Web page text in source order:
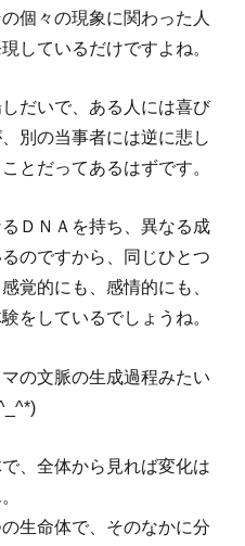
個々の現象に関わった人
しているだけですよね。
だいで、ある人には喜び
別の当事者には逆に悲し
とだってあるはずです。
ＤＮＡを持ち、異なる成
のですから、同じひとつ
覚的にも、感情的にも、
をしているでしょうね。
の文脈の生成過程みたい
、全体から見れば変化は
生命体で、そのなかに分